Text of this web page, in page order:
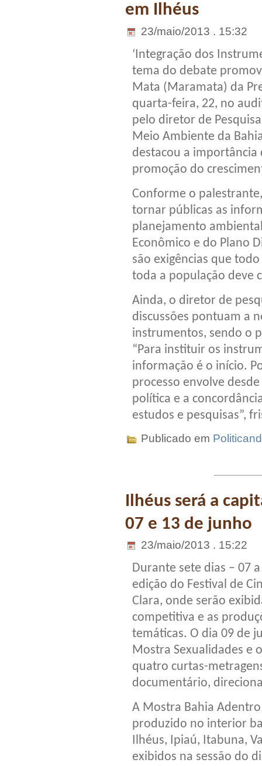
em Ilhéus
23/maio/2013 . 15:32
‘Integração dos
tema do debate
Mata (Maramata) da
quarta-feira, 22, no
pelo diretor de
Meio Ambiente da
destacou a
promoção do
Conforme o
tornar públicas as
planejamento
Econômico e do Plano
são exigências que
toda a população deve
Ainda, o diretor de
discussões pontuam a
instrumentos, sendo o
“Para instituir os
informação é o início.
processo envolve
política e a
estudos e pesquisas”,
Publicado em
Ilhéus será a
07 e 13 de junho
23/maio/2013 . 15:22
Durante sete dias – 07
edição do Festival de
Clara, onde serão
competitiva e as
temáticas. O dia 09 de
Mostra Sexualidades e
quatro curtas-
documentário,
A Mostra Bahia
produzido no interior
Ilhéus, Ipiaú, Itabuna,
exibidos na sessão do